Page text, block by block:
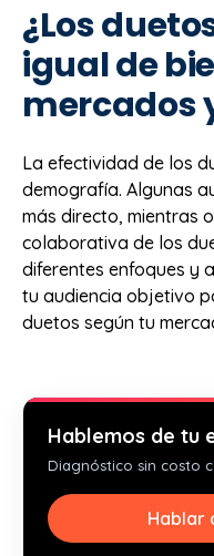
¿Los
igual de
mercados
La efectividad de los
demografía. Algunas
más directo, mientras
colaborativa de los
diferentes enfoques y
tu audiencia objetivo
duetos según tu
Hablemos de tu
Diagnóstico sin costo
Hablar